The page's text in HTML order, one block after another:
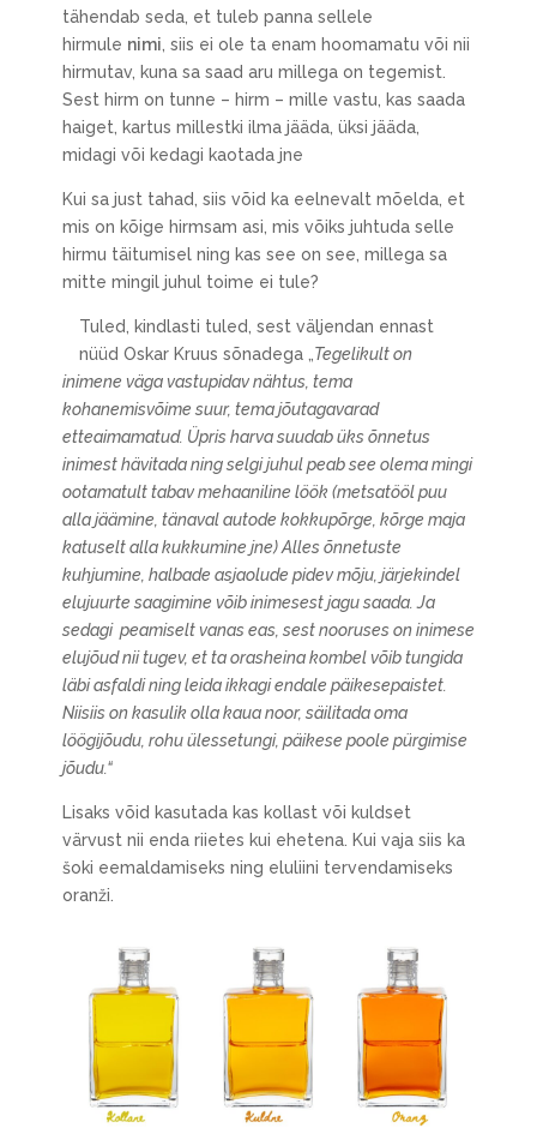
tähendab seda, et tuleb panna sellele
hirmule nimi , siis ei ole ta enam hoomamatu või nii
hirmutav, kuna sa saad aru millega on tegemist.
Sest hirm on tunne – hirm – mille vastu, kas saada
haiget, kartus millestki ilma jääda, üksi jääda,
midagi või kedagi kaotada jne
Kui sa just tahad, siis võid ka eelnevalt mõelda, et
mis on kõige hirmsam asi, mis võiks juhtuda selle
hirmu täitumisel ning kas see on see, millega sa
mitte mingil juhul toime ei tule?
Tuled, kindlasti tuled, sest väljendan ennast
nüüd Oskar Kruus sõnadega „ Tegelikult on
inimene väga vastupidav nähtus, tema
kohanemisvõime suur, tema jõutagavarad
etteaimamatud. Üpris harva suudab üks õnnetus
inimest hävitada ning selgi juhul peab see olema mingi
ootamatult tabav mehaaniline löök (metsatööl puu
alla jäämine, tänaval autode kokkupõrge, kõrge maja
katuselt alla kukkumine jne) Alles õnnetuste
kuhjumine, halbade asjaolude pidev mõju, järjekindel
elujuurte saagimine võib inimesest jagu saada. Ja
sedagi peamiselt vanas eas, sest nooruses on inimese
elujõud nii tugev, et ta orasheina kombel võib tungida
läbi asfaldi ning leida ikkagi endale päikesepaistet.
Niisiis on kasulik olla kaua noor, säilitada oma
löögijõudu, rohu ülessetungi, päikese poole pürgimise
jõudu.“
Lisaks võid kasutada kas kollast või kuldset
värvust nii enda riietes kui ehetena. Kui vaja siis ka
šoki eemaldamiseks ning eluliini tervendamiseks
oranži.